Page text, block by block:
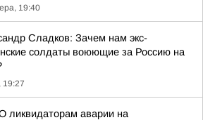
19:40
Сладков: Зачем нам экс-
солдаты воюющие за Россию на
19:27
ликвидаторам аварии на